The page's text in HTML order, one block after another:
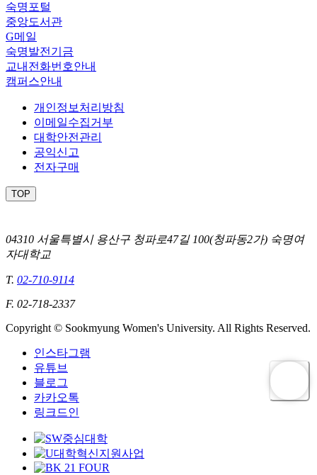
숙명포털
중앙도서관
G메일
숙명발전기금
교내전화번호안내
캠퍼스안내
개인정보처리방침
이메일수집거부
대학안전관리
공익신고
전자구매
TOP
04310 서울특별시 용산구 청파로47길 100(청파동2가) 숙명여
자대학교
T. 02-710-9114
F. 02-718-2337
Copyright © Sookmyung Women's University. All Rights Reserved.
인스타그램
유튜브
블로그
카카오톡
링크드인